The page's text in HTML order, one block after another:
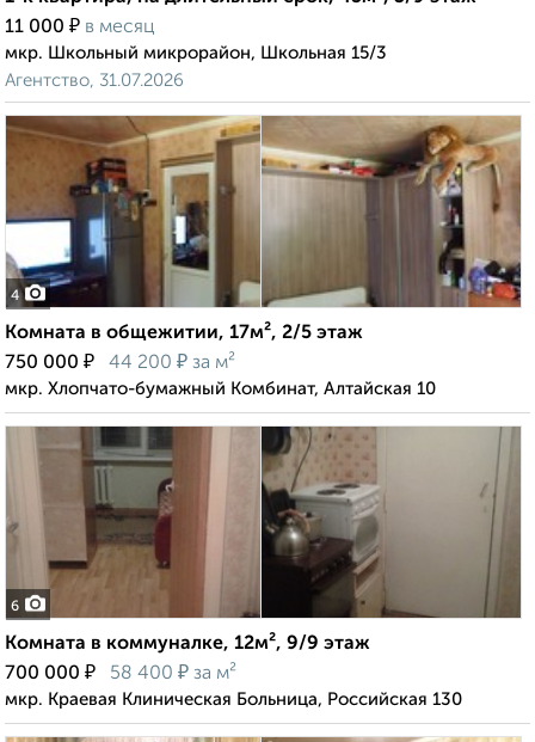
11 000 ₽ в месяц
мкр. Школьный микрорайон, Школьная 15/3
Агентство, 31.07.2026
4
Комната в общежитии, 17м², 2/5 этаж
750 000 ₽ 44 200 ₽ за м²
мкр. Хлопчато-бумажный Комбинат, Алтайская 10
6
Комната в коммуналке, 12м², 9/9 этаж
700 000 ₽ 58 400 ₽ за м²
мкр. Краевая Клиническая Больница, Российская 130